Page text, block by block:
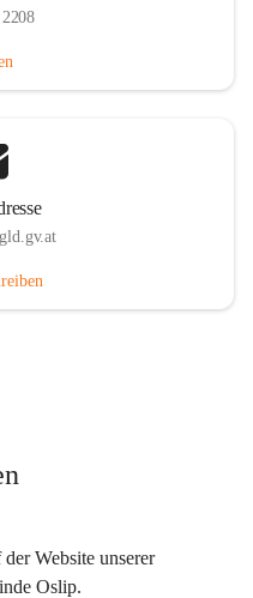
Website unserer
Oslip.